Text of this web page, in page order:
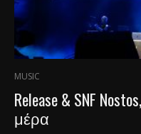
MUSIC
Release & SNF
μέρα